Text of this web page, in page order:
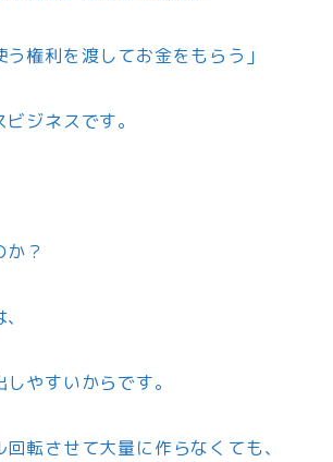
う権利を渡してお金をもらう」
ジネスです。
か？
やすいからです。
転させて大量に作らなくても、